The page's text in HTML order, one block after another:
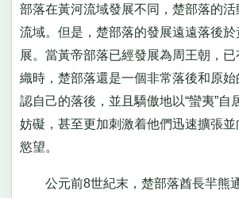
部落在黃河流域發展不同，楚部落的
流域。但是，楚部落的發展遠遠落後
展。當黃帝部落已經發展為周王朝，已
織時，楚部落還是一個非常落後和原
認自己的落後，並且驕傲地以“蠻夷”自
妨礙，甚至更加刺激着他們迅速擴張
慾望。
公元前8世紀末，楚部落酋長羋熊